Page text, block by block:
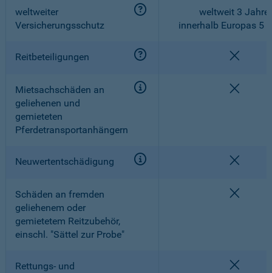
weltweiter
Versicherungsschutz
weltweit 3 Jahre,
innerhalb Europas 5
Reitbeteiligungen
Mietsachschäden an
geliehenen und
gemieteten
Pferdetransportanhängern
Neuwertentschädigung
Schäden an fremden
geliehenem oder
gemietetem Reitzubehör,
einschl. "Sättel zur Probe"
Rettungs- und